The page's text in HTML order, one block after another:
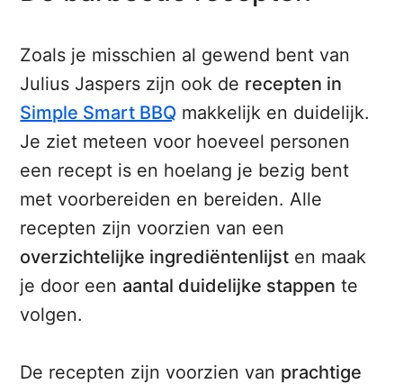
Zoals je misschien al gewend bent van
Julius Jaspers zijn ook de recepten in
Simple Smart BBQ makkelijk en duidelijk.
Je ziet meteen voor hoeveel personen
een recept is en hoelang je bezig bent
met voorbereiden en bereiden. Alle
recepten zijn voorzien van een
overzichtelijke ingrediëntenlijst en maak
je door een aantal duidelijke stappen te
volgen.
De recepten zijn voorzien van prachtige